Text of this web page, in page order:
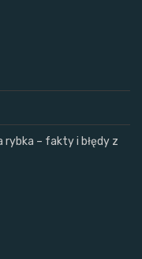
rybka – fakty i błędy z